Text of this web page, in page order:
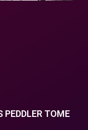
PEDDLER TOME